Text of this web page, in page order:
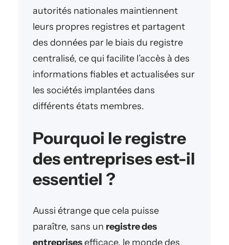
autorités nationales maintiennent
leurs propres registres et partagent
des données par le biais du registre
centralisé, ce qui facilite l’accès à des
informations fiables et actualisées sur
les sociétés implantées dans
différents états membres.
Pourquoi le registre
des entreprises est-il
essentiel ?
Aussi étrange que cela puisse
paraître, sans un registre des
entreprisesefficace, le monde des